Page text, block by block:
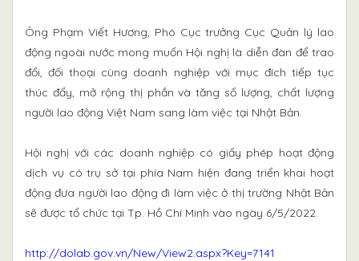
Ông Phạm Viết Hương, Phó Cục trưởng Cục Quản lý lao
động ngoài nước mong muốn Hội nghị là diễn đàn để trao
đổi, đối thoại cùng doanh nghiệp với mục đích tiếp tục
thúc đẩy, mở rộng thị phần và tăng số lượng, chất lượng
người lao động Việt Nam sang làm việc tại Nhật Bản.
Hội nghị với các doanh nghiệp có giấy phép hoạt động
dịch vụ có trụ sở tại phía Nam hiện đang triển khai hoạt
động đưa người lao động đi làm việc ở thị trường Nhật Bản
sẽ được tổ chức tại Tp. Hồ Chí Minh vào ngày 6/5/2022.
http://dolab.gov.vn/New/View2.aspx?Key=7141